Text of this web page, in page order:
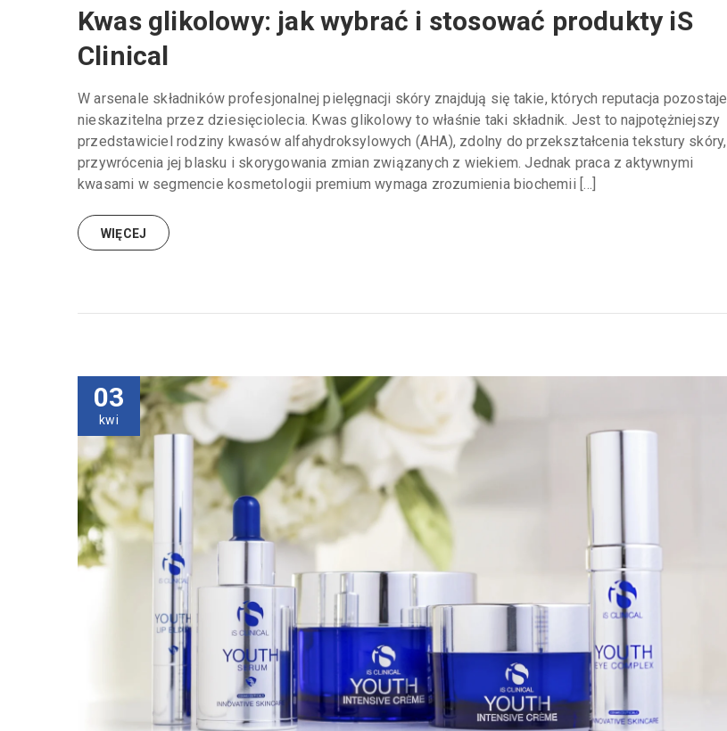
Kwas glikolowy: jak wybrać i stosować produkty iS
Clinical
W arsenale składników profesjonalnej pielęgnacji skóry znajdują się takie, których reputacja pozostaje
nieskazitelna przez dziesięciolecia. Kwas glikolowy to właśnie taki składnik. Jest to najpotężniejszy
przedstawiciel rodziny kwasów alfahydroksylowych (AHA), zdolny do przekształcenia tekstury skóry,
przywrócenia jej blasku i skorygowania zmian związanych z wiekiem. Jednak praca z aktywnymi
kwasami w segmencie kosmetologii premium wymaga zrozumienia biochemii […]
WIĘCEJ
03
kwi